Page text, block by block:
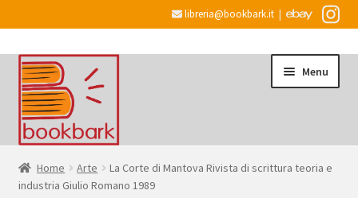
libreria@bookbark.it |
Vai
alla
navigazione
Vai
al
contenuto
Menu
HomeHome Arte
La Corte di Mantova Rivista di scrittura teoria e
industria Giulio Romano 1989